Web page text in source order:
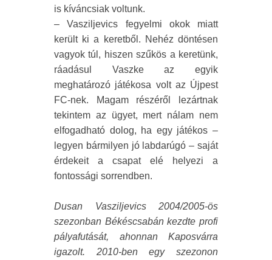
is kíváncsiak voltunk.
– Vasziljevics fegyelmi okok miatt
került ki a keretből. Nehéz döntésen
vagyok túl, hiszen szűkös a keretünk,
ráadásul Vaszke az egyik
meghatározó játékosa volt az Újpest
FC-nek. Magam részéről lezártnak
tekintem az ügyet, mert nálam nem
elfogadható dolog, ha egy játékos –
legyen bármilyen jó labdarúgó – saját
érdekeit a csapat elé helyezi a
fontossági sorrendben.
Dusan Vasziljevics 2004/2005-ös
szezonban Békéscsabán kezdte profi
pályafutását, ahonnan Kaposvárra
igazolt. 2010-ben egy szezonon